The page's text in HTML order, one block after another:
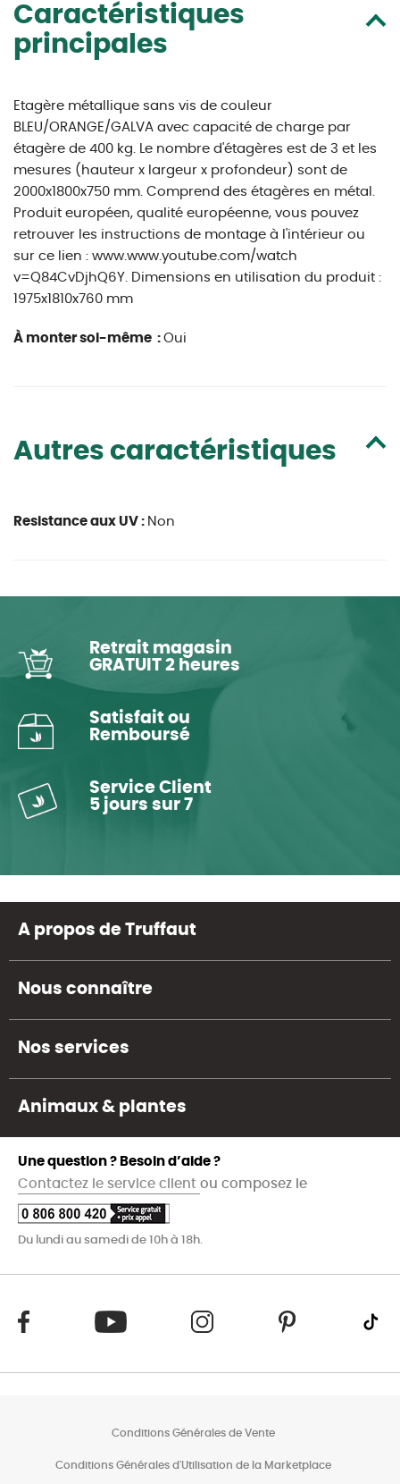
Caractéristiques
principales
Etagère métallique sans vis de couleur
BLEU/ORANGE/GALVA avec capacité de charge par
étagère de 400 kg. Le nombre d'étagères est de 3 et les
mesures (hauteur x largeur x profondeur) sont de
2000x1800x750 mm. Comprend des étagères en métal.
Produit européen, qualité européenne, vous pouvez
retrouver les instructions de montage à l'intérieur ou
sur ce lien : www.www.youtube.com/watch
v=Q84CvDjhQ6Y. Dimensions en utilisation du produit :
1975x1810x760 mm
À monter soi-même : Oui
Autres caractéristiques
Resistance aux UV : Non
Retrait magasin
GRATUIT 2 heures
Satisfait ou
Remboursé
Service Client
5 jours sur 7
A propos de Truffaut
Nous connaître
Nos services
Animaux & plantes
Une question ? Besoin d’aide ?
Contactez le service client ou composez le
Du lundi au samedi de 10h à 18h.
Conditions Générales de Vente
Conditions Générales d'Utilisation de la Marketplace